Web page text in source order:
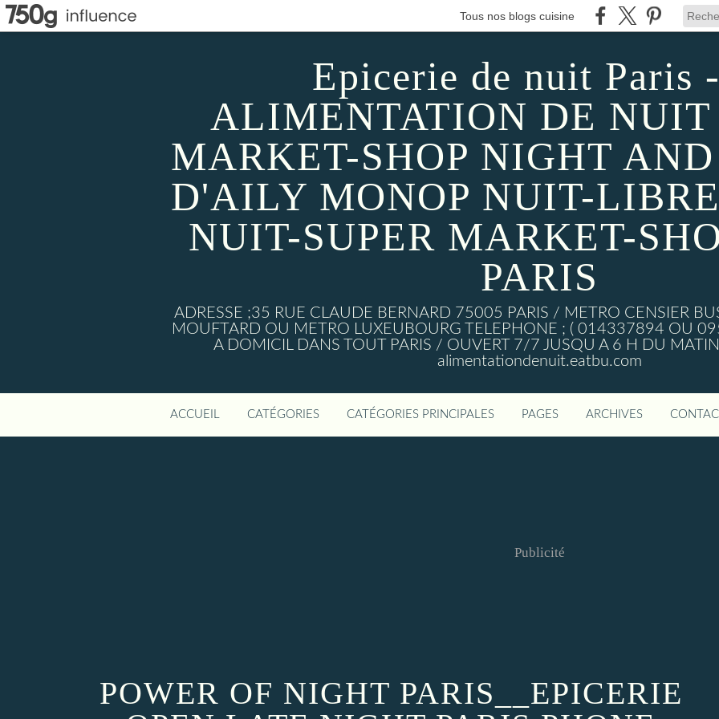
Tous nos blogs cuisine
Epicerie de nuit Paris
ALIMENTATION DE NUIT
MARKET-SHOP NIGHT
D'AILY MONOP NUIT-
NUIT-SUPER MARKET-
PARIS
ADRESSE ;35 RUE CLAUDE BERNARD 75005 PARIS / METRO CENSIER
MOUFTARD OU METRO LUXEUBOURG TELEPHONE ; ( 014337894 OU
A DOMICIL DANS TOUT PARIS / OUVERT 7/7 JUSQU A 6 H DU
alimentationdenuit.eatbu.com
ACCUEIL CATÉGORIES CATÉGORIES PRINCIPALES PAGES ARCHIVES
Publicité
POWER OF NIGHT PARIS__EPICERIE